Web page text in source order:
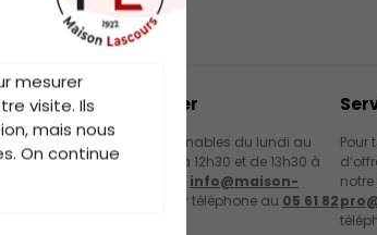
ans
Nous contacter
Nous sommes joignables du lundi au
vendredi de 8h00 à 12h30 et de 13h30 à
info@maison-
ou par téléphone au 05 61 82
Pour
notre
mesurer
visite. Ils
mais nous
On continue